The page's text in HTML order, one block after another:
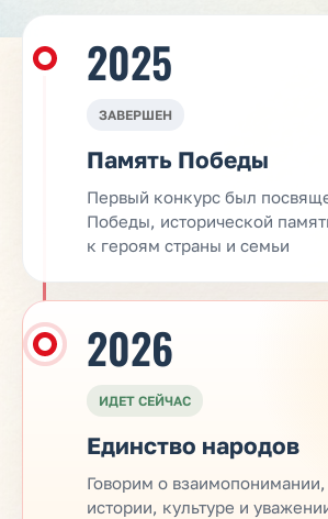
2025
ЗАВЕРШЕН
Память Победы
Первый конкурс был
Победы, исторической
к героям страны и семьи
2026
ИДЕТ СЕЙЧАС
Единство народов
Говорим о
истории, культуре и